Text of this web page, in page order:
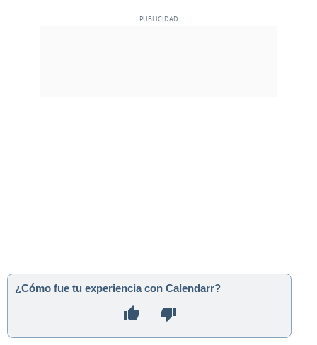
¿Cómo fue tu experiencia con Calendarr?